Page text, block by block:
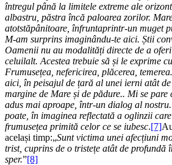
întregul până la limitele extreme ale
albastru, păstra încă paloarea zorilor.
atotstăpânitoare, înfruntaprintr-un muget
M-am surprins imaginându-te aici. Știi
Oamenii nu au modalități directe de a
celuilalt. Acestea trebuie să și le exprime
Frumusețea, nefericirea, plăcerea,
aici, în peisajul de țară al unei ierni atât
margine de Mare și de pădure.. Mi se pare
adus mai aproape, într-un dialog al
poate, în imaginea reflectată a oglinzii
frumusețea primită celor ce se iubesc.[7]
același timp:„Sunt victima unei afecțiuni
trist, cuprins de o tristețe atât de profundă
sper.”[8]